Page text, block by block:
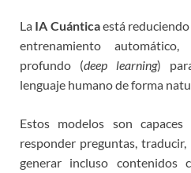
La IA Cuánticaestá
entrenamiento
profundo (deep learning)
lenguaje humano de forma
Estos modelos son
responder preguntas,
generar incluso